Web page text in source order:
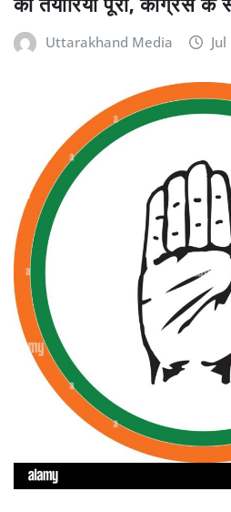
Uttarakhand Media